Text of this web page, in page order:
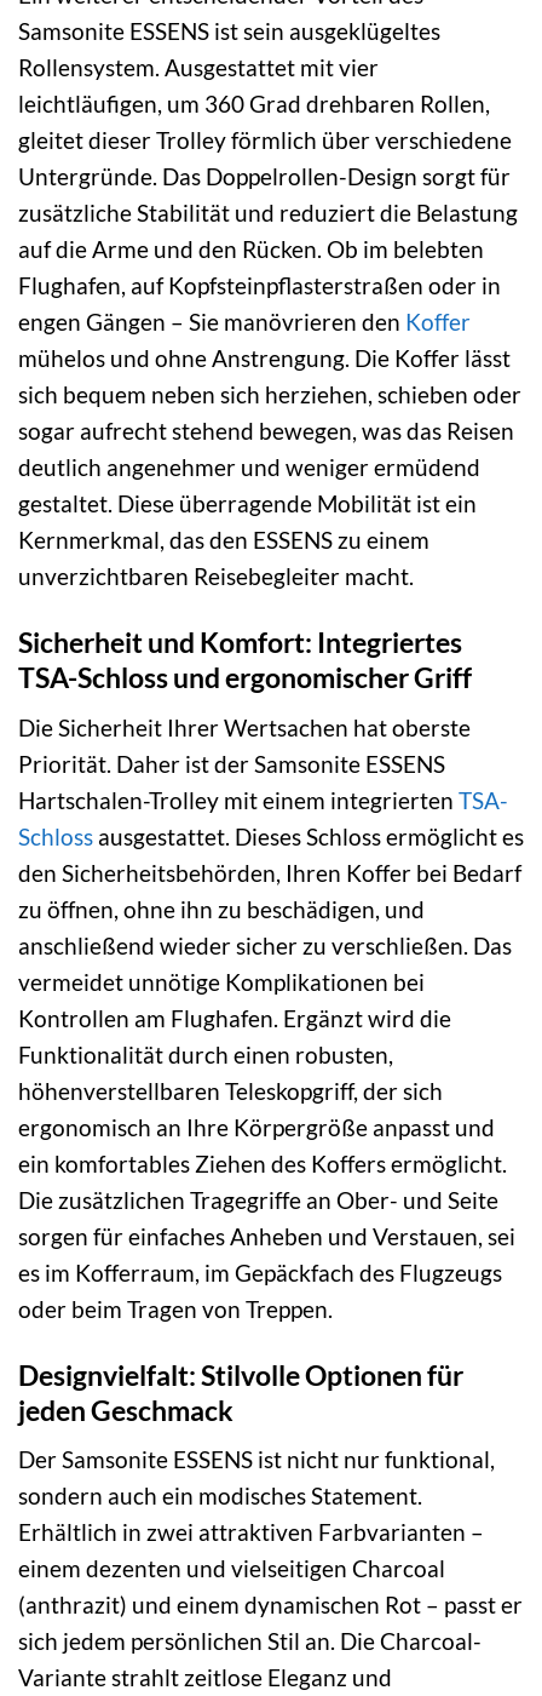
Samsonite ESSENS ist sein ausgeklügeltes
Rollensystem. Ausgestattet mit vier
leichtläufigen, um 360 Grad drehbaren Rollen,
gleitet dieser Trolley förmlich über verschiedene
Untergründe. Das Doppelrollen-Design sorgt für
zusätzliche Stabilität und reduziert die Belastung
auf die Arme und den Rücken. Ob im belebten
Flughafen, auf Kopfsteinpflasterstraßen oder in
engen Gängen – Sie manövrieren den Koffer
mühelos und ohne Anstrengung. Die Koffer lässt
sich bequem neben sich herziehen, schieben oder
sogar aufrecht stehend bewegen, was das Reisen
deutlich angenehmer und weniger ermüdend
gestaltet. Diese überragende Mobilität ist ein
Kernmerkmal, das den ESSENS zu einem
unverzichtbaren Reisebegleiter macht.
Sicherheit und Komfort: Integriertes
TSA-Schloss und ergonomischer Griff
Die Sicherheit Ihrer Wertsachen hat oberste
Priorität. Daher ist der Samsonite ESSENS
Hartschalen-Trolley mit einem integrierten TSA-
Schloss ausgestattet. Dieses Schloss ermöglicht es
den Sicherheitsbehörden, Ihren Koffer bei Bedarf
zu öffnen, ohne ihn zu beschädigen, und
anschließend wieder sicher zu verschließen. Das
vermeidet unnötige Komplikationen bei
Kontrollen am Flughafen. Ergänzt wird die
Funktionalität durch einen robusten,
höhenverstellbaren Teleskopgriff, der sich
ergonomisch an Ihre Körpergröße anpasst und
ein komfortables Ziehen des Koffers ermöglicht.
Die zusätzlichen Tragegriffe an Ober- und Seite
sorgen für einfaches Anheben und Verstauen, sei
es im Kofferraum, im Gepäckfach des Flugzeugs
oder beim Tragen von Treppen.
Designvielfalt: Stilvolle Optionen für
jeden Geschmack
Der Samsonite ESSENS ist nicht nur funktional,
sondern auch ein modisches Statement.
Erhältlich in zwei attraktiven Farbvarianten –
einem dezenten und vielseitigen Charcoal
(anthrazit) und einem dynamischen Rot – passt er
sich jedem persönlichen Stil an. Die Charcoal-
Variante strahlt zeitlose Eleganz und